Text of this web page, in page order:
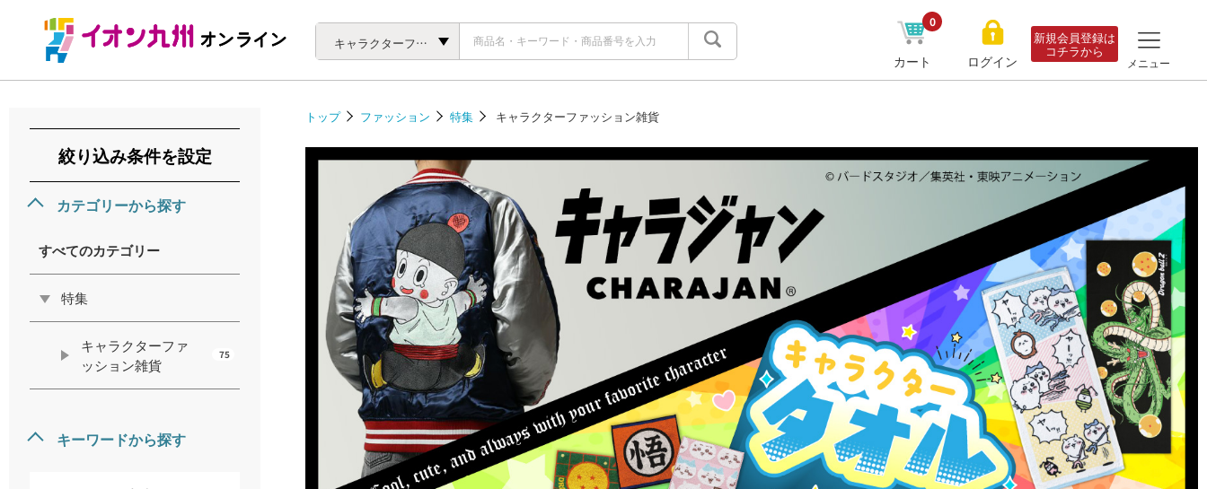
キャラクターファッション雑貨
カート
0
ログイン
新規会員登録は
コチラから
メニュー
絞り込み条件を設定
カテゴリーから探す
すべてのカテゴリー
特集
キャラクターファ
ッション雑貨
75
キーワードから探す
トップ ファッション 特集 キャラクターファッション雑貨